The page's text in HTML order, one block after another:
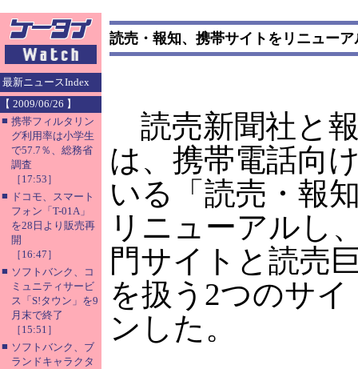
最新ニュースIndex
【 2009/06/26 】
■ 携帯フィルタリン
グ利用率は小学生
で57.7％、総務省
調査
［17:53］
■ ドコモ、スマート
フォン「T-01A」
を28日より販売再
開
［16:47］
■ ソフトバンク、コ
ミュニティサービ
ス「S!タウン」を9
月末で終了
［15:51］
■ ソフトバンク、ブ
ランドキャラクタ
読売・報知、携帯サイトをリニューア
読売新聞社と
は、携帯電話向
いる「読売・報
リニューアルし
門サイトと読売
を扱う2つのサ
ンした。